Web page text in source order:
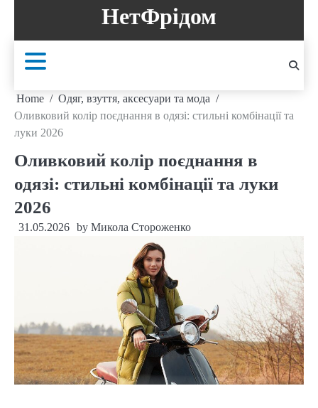
content
НетФрідом
Home
Одяг, взуття, аксесуари та мода
Оливковий колір поєднання в одязі: стильні комбінації та
луки 2026
Оливковий колір поєднання в
одязі: стильні комбінації та луки
2026
31.05.2026 by Микола Стороженко